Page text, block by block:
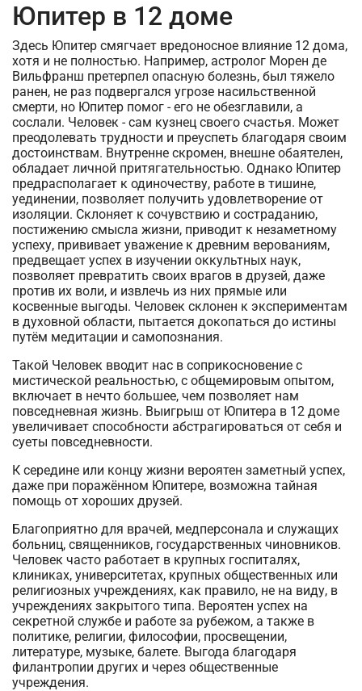
Юпитер в 12 доме
Здесь Юпитер смягчает вредоносное влияние 12 дома,
хотя и не полностью. Например, астролог Морен де
Вильфранш претерпел опасную болезнь, был тяжело
ранен, не раз подвергался угрозе насильственной
смерти, но Юпитер помог - его не обезглавили, а
сослали. Человек - сам кузнец своего счастья. Может
преодолевать трудности и преуспеть благодаря своим
достоинствам. Внутренне скромен, внешне обаятелен,
обладает личной притягательностью. Однако Юпитер
предрасполагает к одиночеству, работе в тишине,
уединении, позволяет получить удовлетворение от
изоляции. Склоняет к сочувствию и состраданию,
постижению смысла жизни, приводит к незаметному
успеху, прививает уважение к древним верованиям,
предвещает успех в изучении оккультных наук,
позволяет превратить своих врагов в друзей, даже
против их воли, и извлечь из них прямые или
косвенные выгоды. Человек склонен к экспериментам
в духовной области, пытается докопаться до истины
путём медитации и самопознания.
Такой Человек вводит нас в соприкосновение с
мистической реальностью, с общемировым опытом,
включает в нечто большее, чем позволяет нам
повседневная жизнь. Выигрыш от Юпитера в 12 доме
увеличивает способности абстрагироваться от себя и
суеты повседневности.
К середине или концу жизни вероятен заметный успех,
даже при поражённом Юпитере, возможна тайная
помощь от хороших друзей.
Благоприятно для врачей, медперсонала и служащих
больниц, священников, государственных чиновников.
Человек часто работает в крупных госпиталях,
клиниках, университетах, крупных общественных или
религиозных учреждениях, как правило, не на виду, в
учреждениях закрытого типа. Вероятен успех на
секретной службе и работе за рубежом, а также в
политике, религии, философии, просвещении,
литературе, музыке, балете. Выгода благодаря
филантропии других и через общественные
учреждения.